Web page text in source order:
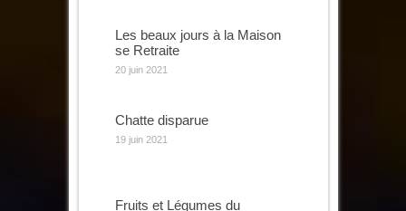
Les beaux jours à la Maison
se Retraite
20 juin 2021
Chatte disparue
19 juin 2021
Fruits et Légumes du